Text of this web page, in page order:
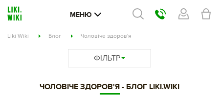
МЕНЮ
Liki Wiki Блог Чоловіче здоров'я
ФІЛЬТР
ЧОЛОВІЧЕ ЗДОРОВ'Я - БЛОГ LIKI.WIKI